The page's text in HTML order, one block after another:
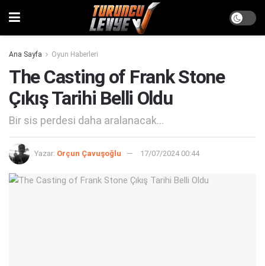
Ana Sayfa Oyun Haberleri
The Casting of Frank Stone
Çıkış Tarihi Belli Oldu
Bir sis perdesi daha aralanacak...
Yazar: Orçun Çavuşoğlu 17/07/2024 00:44